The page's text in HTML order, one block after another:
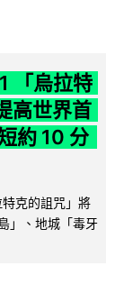
「烏拉特
高世界首
約 10 分
克的詛咒」將
」、地城「毒牙